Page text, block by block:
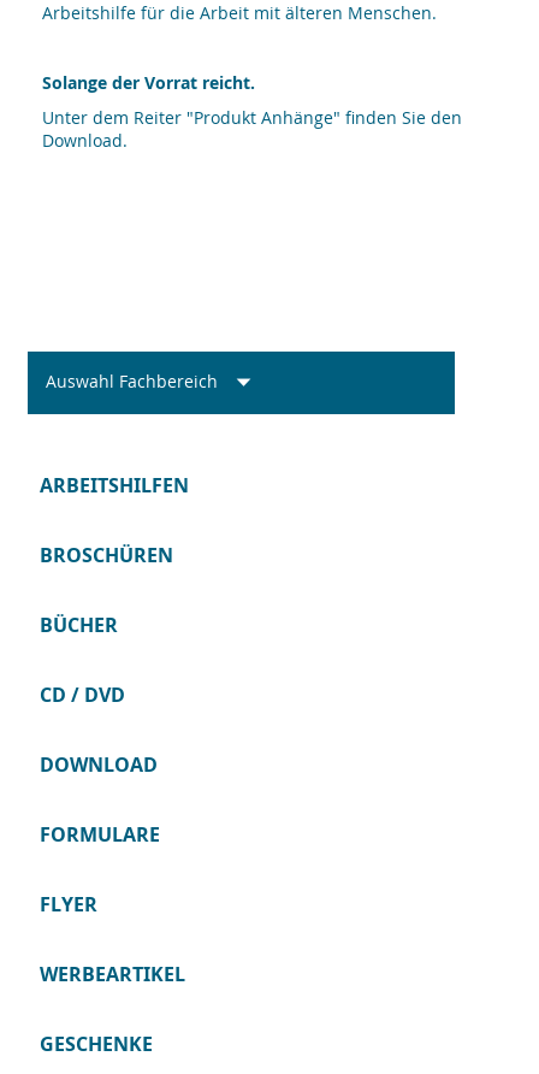
Arbeitshilfe für die Arbeit mit älteren Menschen.
Solange der Vorrat reicht.
Unter dem Reiter "Produkt Anhänge" finden Sie den
Download.
Auswahl Fachbereich
ARBEITSHILFEN
BROSCHÜREN
BÜCHER
CD / DVD
DOWNLOAD
FORMULARE
FLYER
WERBEARTIKEL
GESCHENKE